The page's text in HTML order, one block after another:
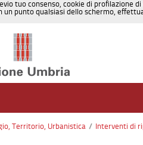
tuo consenso, cookie di profilazione
un punto qualsiasi dello schermo,
Territorio, Urbanistica / Interventi di